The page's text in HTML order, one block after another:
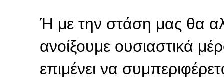
Ή με την στάση μας θα
ανοίξουμε ουσιαστικά
επιμένει να